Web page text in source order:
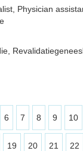
Physician
6 7 8 9 10
19 20 21 22